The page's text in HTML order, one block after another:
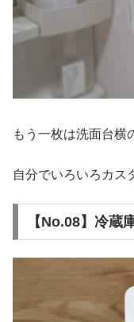
もう一枚は洗面台横
自分でいろいろカス
【No.08】冷蔵